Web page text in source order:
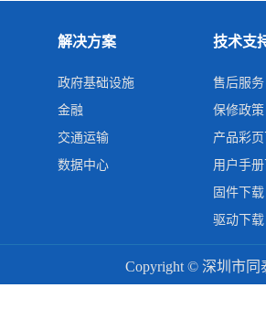
解决方案
政府基础设施
金融
交通运输
数据中心
技术支
售后服务
保修政策
产品彩
用户手
固件下载
驱动下载
Copyright © 深圳市同